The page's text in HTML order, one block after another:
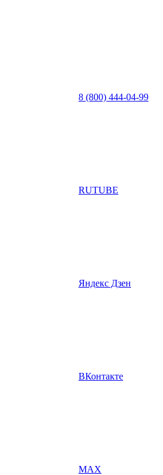
8 (800) 444-04-99
RUTUBE
Яндекс Дзен
ВКонтакте
MAX